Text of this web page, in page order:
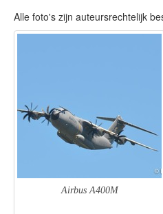
Alle foto's zijn auteursrechtelijk
Airbus A400M